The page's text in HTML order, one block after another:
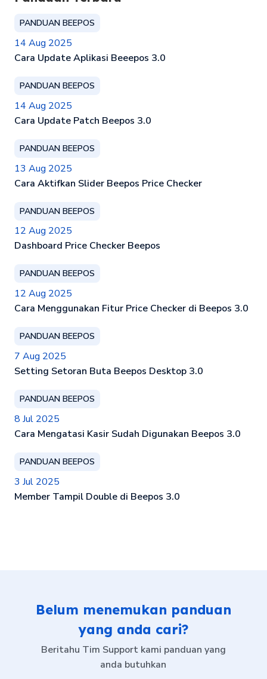
PANDUAN BEEPOS
14 Aug 2025
Cara Update Aplikasi Beeepos 3.0
PANDUAN BEEPOS
14 Aug 2025
Cara Update Patch Beepos 3.0
PANDUAN BEEPOS
13 Aug 2025
Cara Aktifkan Slider Beepos Price Checker
PANDUAN BEEPOS
12 Aug 2025
Dashboard Price Checker Beepos
PANDUAN BEEPOS
12 Aug 2025
Cara Menggunakan Fitur Price Checker di Beepos 3.0
PANDUAN BEEPOS
7 Aug 2025
Setting Setoran Buta Beepos Desktop 3.0
PANDUAN BEEPOS
8 Jul 2025
Cara Mengatasi Kasir Sudah Digunakan Beepos 3.0
PANDUAN BEEPOS
3 Jul 2025
Member Tampil Double di Beepos 3.0
Belum menemukan panduan
yang anda cari?
Beritahu Tim Support kami panduan yang
anda butuhkan